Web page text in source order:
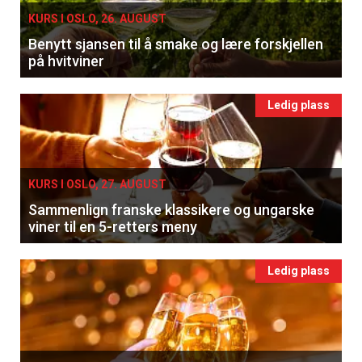
KURS I OSLO, 26. AUGUST
Benytt sjansen til å smake og lære forskjellen
på hvitviner
Ledig plass
KURS I OSLO, 27. AUGUST
Sammenlign franske klassikere og ungarske
viner til en 5-retters meny
Ledig plass